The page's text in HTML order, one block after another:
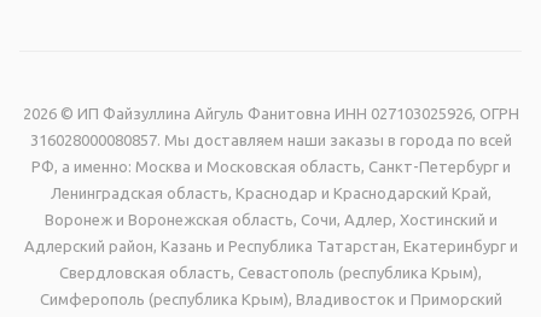
2026 © ИП Файзуллина Айгуль Фанитовна ИНН 027103025926, ОГРН
316028000080857. Мы доставляем наши заказы в города по всей
РФ, а именно: Москва и Московская область, Санкт-Петербург и
Ленинградская область, Краснодар и Краснодарский Край,
Воронеж и Воронежская область, Сочи, Адлер, Хостинский и
Адлерский район, Казань и Республика Татарстан, Екатеринбург и
Свердловская область, Севастополь (республика Крым),
Симферополь (республика Крым), Владивосток и Приморский